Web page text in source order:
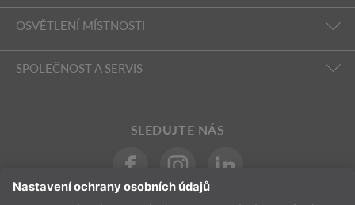
OSVĚTLENÍ MÍSTNOSTI
SPOLEČNOST A SERVIS
SLEDUJTE NÁS